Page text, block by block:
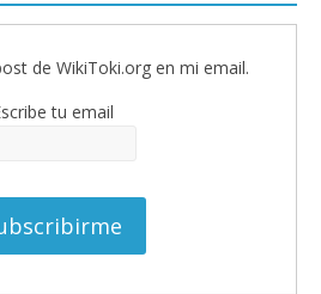
de WikiToki.org en mi email.
tu email